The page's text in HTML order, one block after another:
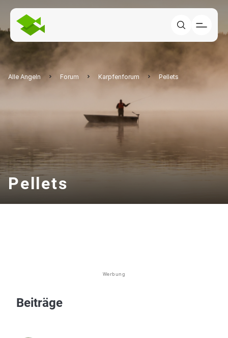
Alle Angeln Forum Karpfenforum Pellets
Pellets
Werbung
Beiträge